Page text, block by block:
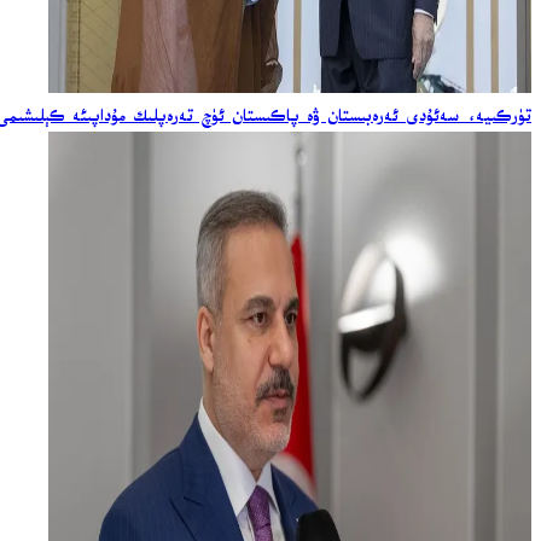
تۈركىيە، سەئۇدى ئەرەبىستان ۋە پاكىستان ئۈچ تەرەپلىك مۇداپىئە كېلىشىمى